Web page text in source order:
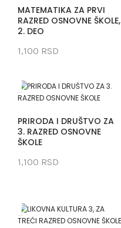
MATEMATIKA ZA PRVI
RAZRED OSNOVNE ŠKOLE,
2. DEO
1,100 RSD
PRIRODA I DRUŠTVO ZA
3. RAZRED OSNOVNE
ŠKOLE
1,100 RSD